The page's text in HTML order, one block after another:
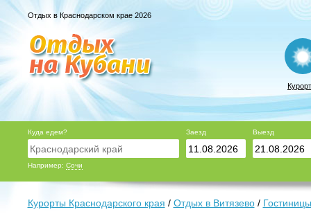
Отдых в Краснодарском крае 2026
Куда едем?
Например: Сочи
Заезд Выезд
Курорты Краснодарского края / Отдых в Витязево/